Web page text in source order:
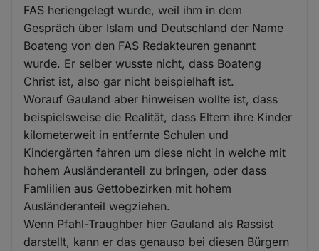
FAS heriengelegt wurde, weil ihm in dem
Gespräch über Islam und Deutschland der Name
Boateng von den FAS Redakteuren genannt
wurde. Er selber wusste nicht, dass Boateng
Christ ist, also gar nicht beispielhaft ist.
Worauf Gauland aber hinweisen wollte ist, dass
beispielsweise die Realität, dass Eltern ihre Kinder
kilometerweit in entfernte Schulen und
Kindergärten fahren um diese nicht in welche mit
hohem Ausländeranteil zu bringen, oder dass
Famlilien aus Gettobezirken mit hohem
Ausländeranteil wegziehen.
Wenn Pfahl-Traughber hier Gauland als Rassist
darstellt, kann er das genauso bei diesen Bürgern